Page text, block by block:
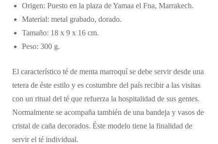
Origen: Puesto en la plaza de Yamaa el Fna, Marrakech.
Material: metal grabado, dorado.
Tamaño: 18 x 9 x 16 cm.
Peso: 300 g.
El característico té de menta marroquí se debe servir desde una
tetera de éste estilo y es costumbre del país recibir a las visitas
con un ritual del té que refuerza la hospitalidad de sus gentes.
Normalmente se acompaña también de una bandeja y vasos de
cristal de caña decorados. Éste modelo tiene la finalidad de
servir el té individual.